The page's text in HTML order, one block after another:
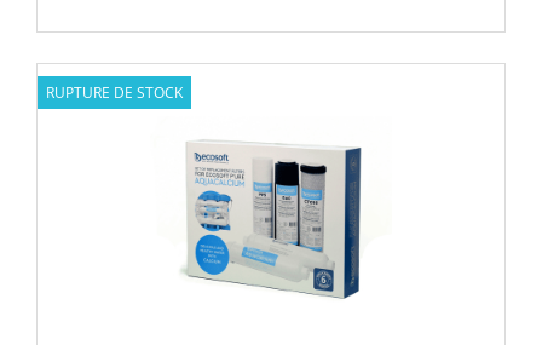
RUPTURE DE STOCK